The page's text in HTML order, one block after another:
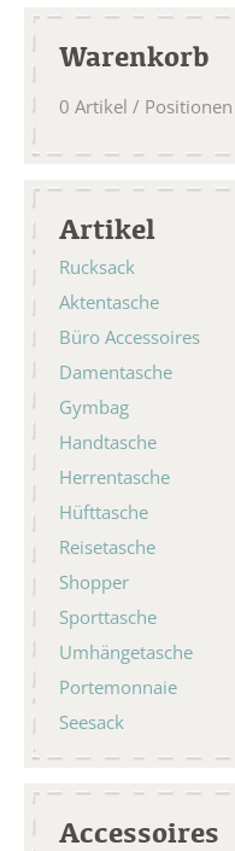
Warenkorb
0 Artikel / Positionen
Artikel
Rucksack
Aktentasche
Büro Accessoires
Damentasche
Gymbag
Handtasche
Herrentasche
Hüfttasche
Reisetasche
Shopper
Sporttasche
Umhängetasche
Portemonnaie
Seesack
Accessoires